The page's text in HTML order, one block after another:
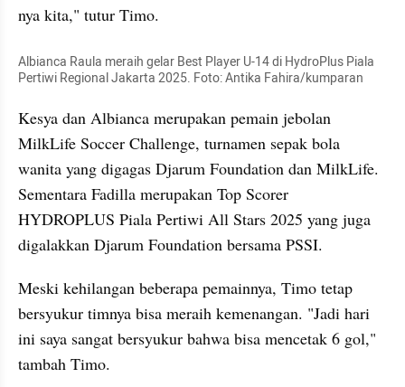
nya kita," tutur Timo.
Albianca Raula meraih gelar Best Player U-14 di HydroPlus Piala
Pertiwi Regional Jakarta 2025. Foto: Antika Fahira/kumparan
Kesya dan Albianca merupakan pemain jebolan
MilkLife Soccer Challenge, turnamen sepak bola
wanita yang digagas Djarum Foundation dan MilkLife.
Sementara Fadilla merupakan Top Scorer
HYDROPLUS Piala Pertiwi All Stars 2025 yang juga
digalakkan Djarum Foundation bersama PSSI.
Meski kehilangan beberapa pemainnya, Timo tetap
bersyukur timnya bisa meraih kemenangan. "Jadi hari
ini saya sangat bersyukur bahwa bisa mencetak 6 gol,"
tambah Timo.